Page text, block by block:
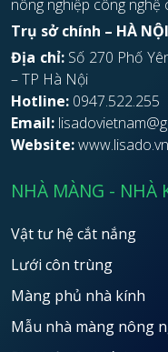
nông nghiệp công nghệ
Trụ sở chính – HÀ
Địa chỉ:Số 270 Phố
– TP Hà Nội
Hotline: 0947.522.255
Email:
Website:www.lisado.vn
NHÀ MÀNG - NHÀ
Vật tư hệ cắt nắng
Lưới côn trùng
Màng phủ nhà kính
Mẫu nhà màng nông